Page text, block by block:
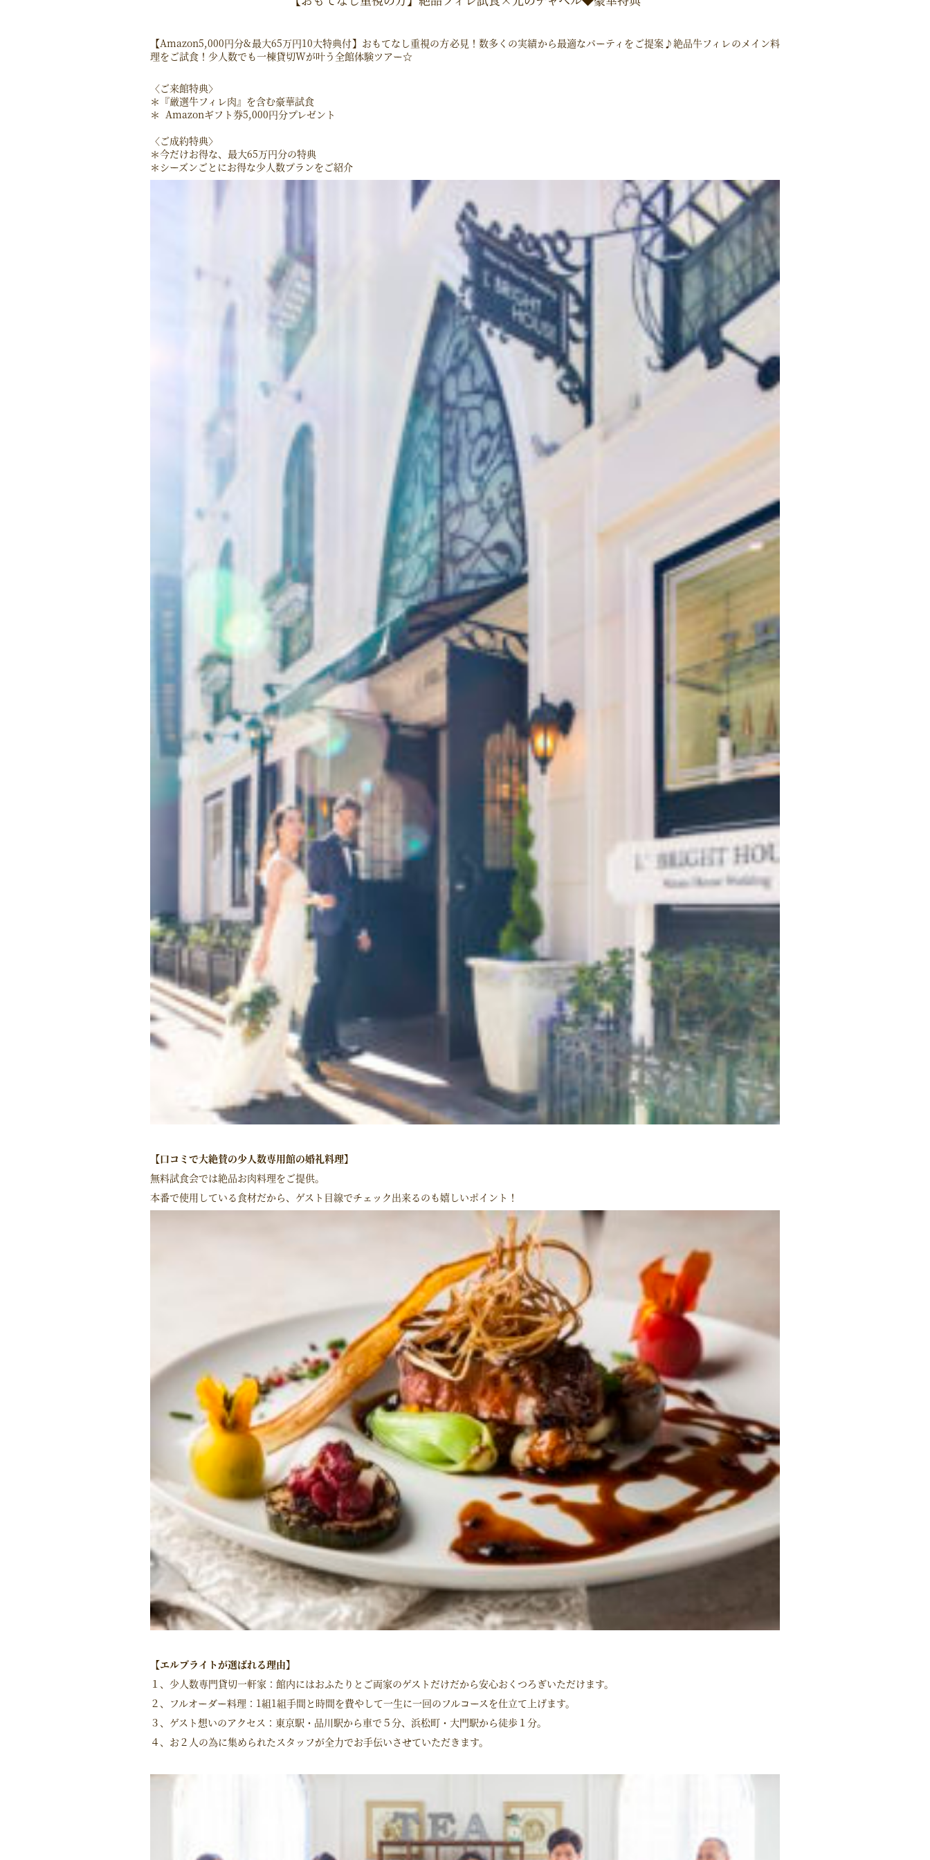
【Amazon5,000円分&最大65万円10大特典付】おもてなし重視の方必見！数多くの実績から最適なパーティをご提案♪絶品牛フィレのメイン料
理をご試食！少人数でも一棟貸切Wが叶う全館体験ツアー☆
〈ご来館特典〉
＊『厳選牛フィレ肉』を含む豪華試食
＊ Amazonギフト券5,000円分プレゼント
〈ご成約特典〉
＊今だけお得な、最大65万円分の特典
＊シーズンごとにお得な少人数プランをご紹介
【口コミで大絶賛の少人数専用館の婚礼料理】
無料試食会では絶品お肉料理をご提供。
本番で使用している食材だから、ゲスト目線でチェック出来るのも嬉しいポイント！
【エルブライトが選ばれる理由】
１、少人数専門貸切一軒家：館内にはおふたりとご両家のゲストだけだから安心おくつろぎいただけます。
２、フルオーダー料理：1組1組手間と時間を費やして一生に一回のフルコースを仕立て上げます。
３、ゲスト想いのアクセス：東京駅・品川駅から車で５分、浜松町・大門駅から徒歩１分。
４、お２人の為に集められたスタッフが全力でお手伝いさせていただきます。